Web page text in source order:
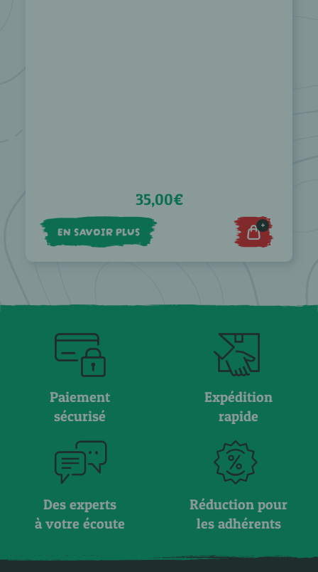
35,00€
EN SAVOIR PLUS +
Paiement
sécurisé
Expédition
rapide
Des experts
à votre écoute
Réduction pour
les adhérents